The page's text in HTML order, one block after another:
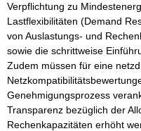
Verpflichtung zu
Lastflexibilitäten (Demand
von Auslastungs- und
sowie die schrittweise
Zudem müssen für eine
Genehmigungsprozess
Transparenz bezüglich der
Rechenkapazitäten erhöht